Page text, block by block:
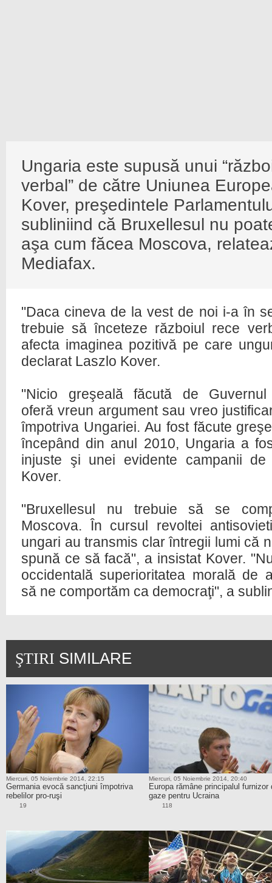
Ungaria este supusă unui
verbal” de către Uniunea
Kover, preşedintele
subliniind că Bruxellesul nu
aşa cum făcea Moscova,
Mediafax.
"Daca cineva de la vest de noi i-a în
trebuie să înceteze războiul rece
afecta imaginea pozitivă pe care
declarat Laszlo Kover.
"Nicio greşeală făcută de
oferă vreun argument sau vreo
împotriva Ungariei. Au fost făcute
începând din anul 2010, Ungaria a
injuste şi unei evidente campanii
Kover.
"Bruxellesul nu trebuie să se
Moscova. În cursul revoltei
ungari au transmis clar întregii lumi că
spună ce să facă", a insistat Kover.
occidentală superioritatea morală de
să ne comportăm ca democraţi", a
ŞTIRI SIMILARE
Miercuri, 05 Noiembrie 2014, 22:15
Germania evocă sancţiuni împotriva
rebelilor pro-ruşi
19
Miercuri, 05 Noiembrie 2014, 20:40
Europa rămâne principalul furnizor
gaze pentru Ucraina
118